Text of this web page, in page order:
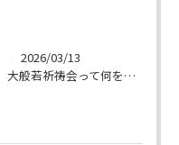
2026/03/13
大般若祈祷会って何をするの？ 岐阜のお墓掃除屋「磨き専隊」です